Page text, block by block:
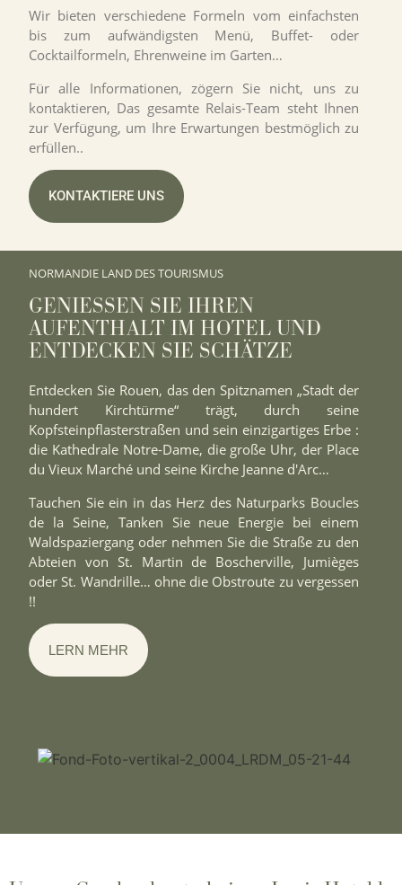
Wir bieten verschiedene Formeln vom einfachsten
bis zum aufwändigsten Menü, Buffet- oder
Cocktailformeln, Ehrenweine im Garten…
Für alle Informationen, zögern Sie nicht, uns zu
kontaktieren, Das gesamte Relais-Team steht Ihnen
zur Verfügung, um Ihre Erwartungen bestmöglich zu
erfüllen..
KONTAKTIERE UNS
NORMANDIE LAND DES TOURISMUS
GENIESSEN SIE IHREN A
UFENTHALT IM HOTEL UND E
NTDECKEN SIE SCHÄTZE
Entdecken Sie Rouen, das den Spitznamen „Stadt der
hundert Kirchtürme“ trägt, durch seine
Kopfsteinpflasterstraßen und sein einzigartiges Erbe :
die Kathedrale Notre-Dame, die große Uhr, der Place
du Vieux Marché und seine Kirche Jeanne d'Arc…
Tauchen Sie ein in das Herz des Naturparks Boucles
de la Seine, Tanken Sie neue Energie bei einem
Waldspaziergang oder nehmen Sie die Straße zu den
Abteien von St. Martin de Boscherville, Jumièges
oder St. Wandrille… ohne die Obstroute zu vergessen
!!
LERN MEHR